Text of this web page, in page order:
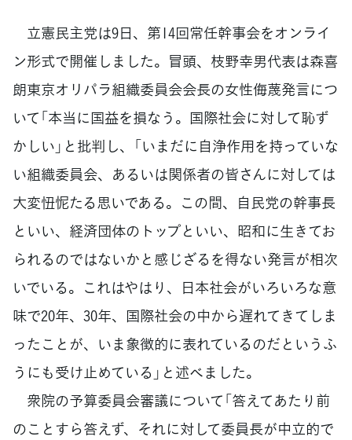
立憲民主党は9日、第14回常任幹事会をオンライ
ン形式で開催しました。冒頭、枝野幸男代表は森喜
朗東京オリパラ組織委員会会長の女性侮蔑発言につ
いて「本当に国益を損なう。国際社会に対して恥ず
かしい」と批判し、「いまだに自浄作用を持っていな
い組織委員会、あるいは関係者の皆さんに対しては
大変忸怩たる思いである。この間、自民党の幹事長
といい、経済団体のトップといい、昭和に生きてお
られるのではないかと感じざるを得ない発言が相次
いでいる。これはやはり、日本社会がいろいろな意
味で20年、30年、国際社会の中から遅れてきてしま
ったことが、いま象徴的に表れているのだというふ
うにも受け止めている」と述べました。
衆院の予算委員会審議について「答えてあたり前
のことすら答えず、それに対して委員長が中立的で